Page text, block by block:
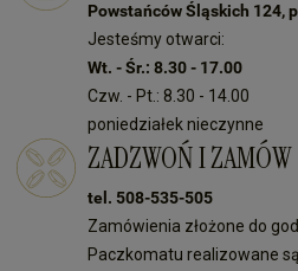
Powstańców Śląskich 124,
Jesteśmy otwarci:
Wt. - Śr.: 8.30 - 17.00
Czw. - Pt.: 8.30 - 14.00
poniedziałek nieczynne
ZADZWOŃ I ZAMÓW
tel. 508-535-505
Zamówienia złożone do
Paczkomatu realizowane